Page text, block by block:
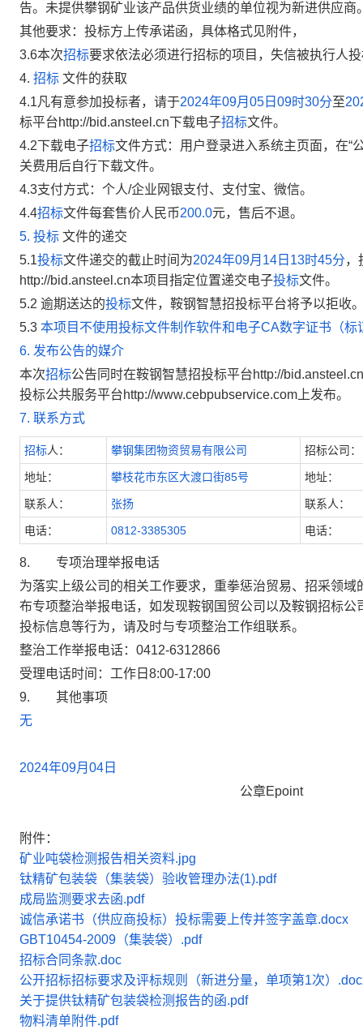
告。未提供攀钢矿业该产品供货业绩的单位视为新进供应商
其他要求：投标方上传承诺函，具体格式见附件，
3.6本次招标要求依法必须进行招标的项目，失信被执行人
4. 招标 文件的获取
4.1凡有意参加投标者，请于2024年09月05日09时30分至
标平台http://bid.ansteel.cn下载电子招标文件。
4.2下载电子招标文件方式：用户登录进入系统主页面，在“
关费用后自行下载文件。
4.3支付方式：个人/企业网银支付、支付宝、微信。
4.4招标文件每套售价人民币200.0元，售后不退。
5. 投标 文件的递交
5.1投标文件递交的截止时间为2024年09月14日13时45分，
http://bid.ansteel.cn本项目指定位置递交电子投标文件。
5.2 逾期送达的投标文件， 鞍钢智慧招投标平台将予以拒收
5.3 本项目不使用投标文件制作软件和电子CA数字证书（标
6. 发布公告的媒介
本次招标公告同时在鞍钢智慧招投标平台http://
投标公共服务平台http://www.cebpubservice.com上发布。
7. 联系方式
招标人： 攀钢集团物资贸易有限公司 招标公司：
地址： 攀枝花市东区大渡口街85号 地址：
联系人： 张扬 联系人：
电话： 0812-3385305 电话：
8.
专项治理举报电话
为落实上级公司的相关工作要求，重拳惩治贸易、招采领
布专项整治举报电话，如发现鞍钢国贸公司以及鞍钢招标
投标信息等行为，请及时与专项整治工作组联系。
整治工作举报电话：0412-6312866
受理电话时间：工作日8:00-17:00
9.
其他事项
无
2024年09月 04 日
公章Epoint
附件：
矿业吨袋检测报告相关资料.jpg
钛精矿包装袋（集装袋）验收管理办法(1).pdf
成局监测要求去函.pdf
诚信承诺书（供应商投标）投标需要上传并签字盖章.docx
GBT10454-2009（集装袋）.pdf
招标合同条款.doc
公开招标招标要求及评标规则（新进分量，单项第1次）
关于提供钛精矿包装袋检测报告的函.pdf
物料清单附件.pdf